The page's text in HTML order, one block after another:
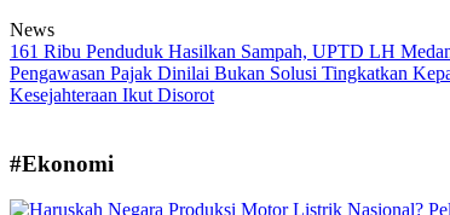
News
161 Ribu Penduduk Hasilkan Sampah, UPTD LH
Pengawasan Pajak Dinilai Bukan Solusi Tingkatkan
Kesejahteraan Ikut Disorot
#Ekonomi